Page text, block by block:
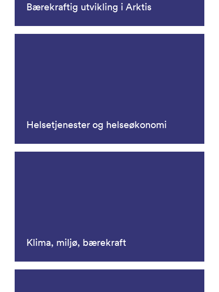
Bærekraftig utvikling i Arktis
Helsetjenester og helseøkonomi
Klima, miljø, bærekraft